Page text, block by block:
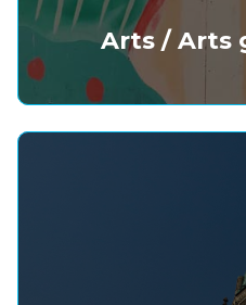
Arts / Arts